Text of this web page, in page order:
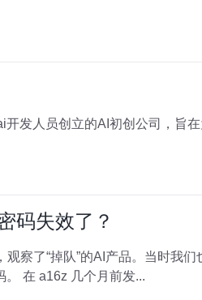
码失效了？
察了“掉队”的AI产品。当时我们
在 a16z 几个月前发...